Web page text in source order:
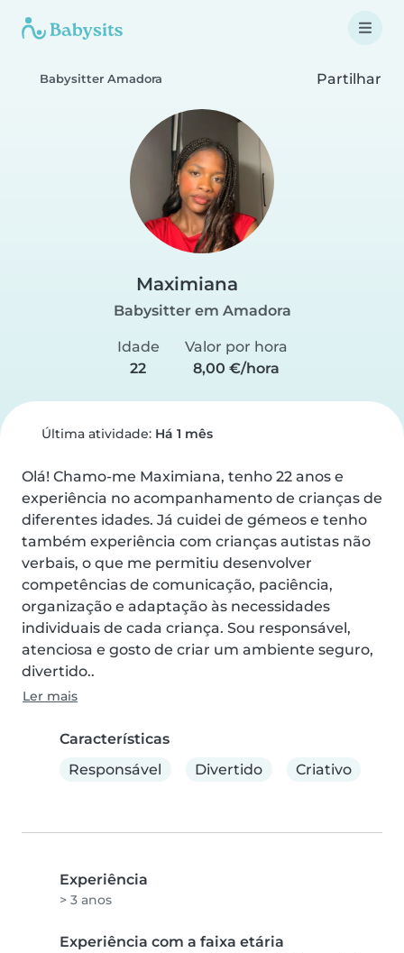
Babysitter Amadora Partilhar
Maximiana
Babysitter em Amadora
Idade
22
Valor por hora
8,00 €/hora
Última atividade: Há 1 mês
Olá! Chamo-me Maximiana, tenho 22 anos e
experiência no acompanhamento de crianças de
diferentes idades. Já cuidei de gémeos e tenho
também experiência com crianças autistas não
verbais, o que me permitiu desenvolver
competências de comunicação, paciência,
organização e adaptação às necessidades
individuais de cada criança. Sou responsável,
atenciosa e gosto de criar um ambiente seguro,
divertido..
Ler mais
Características
Responsável
Divertido Criativo
Experiência
> 3 anos
Experiência com a faixa etária